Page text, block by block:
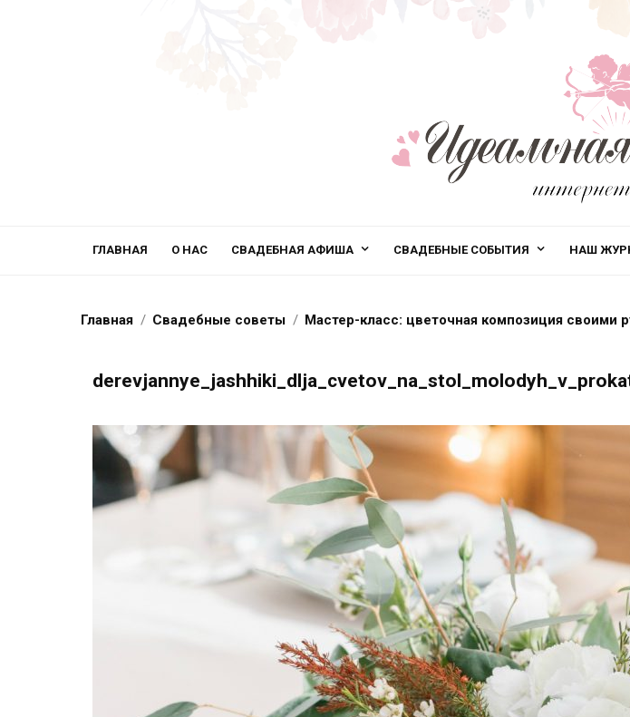
ГЛАВНАЯ О НАС СВАДЕБНАЯ АФИША СВАДЕБНЫЕ СОБЫТИЯ НАШ
Главная Свадебные советы Мастер-класс: цветочная композиция своими